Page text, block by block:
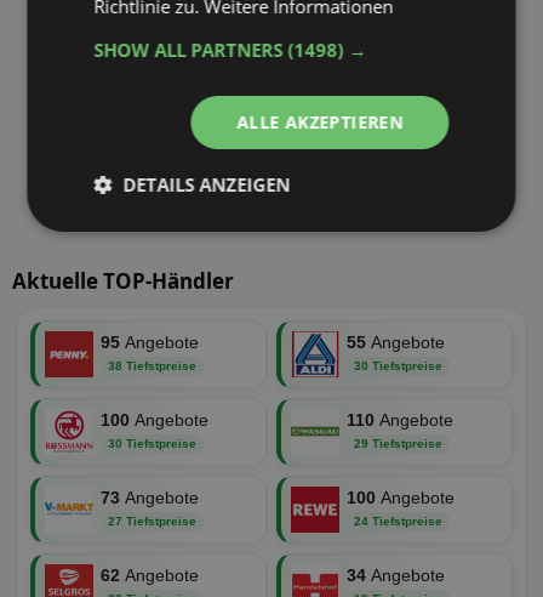
Aktuelle TOP-Händler
95 Angebote
38 Tiefstpreise
55 Angebote
30 Tiefstpreise
100 Angebote
30 Tiefstpreise
110 Angebote
29 Tiefstpreise
73 Angebote
27 Tiefstpreise
100 Angebote
24 Tiefstpreise
62 Angebote 34 Angebote
Richtlinie zu.Weitere Informationen
SHOW ALL PARTNERS(1498) →
ALLE AKZEPTIEREN
DETAILS ANZEIGEN
Unbedingt
Performance
Targeting Funktionalität
Unklassifizierte